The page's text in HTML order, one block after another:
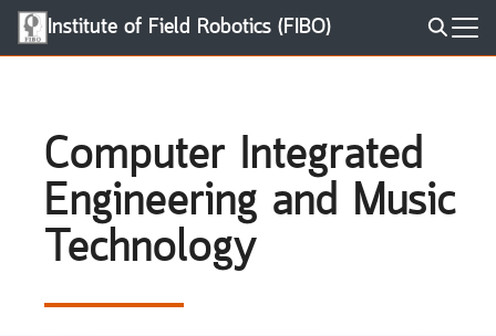
Skip
Institute of Field Robotics (FIBO)
Computer Integrated
Engineering and Music
Technology